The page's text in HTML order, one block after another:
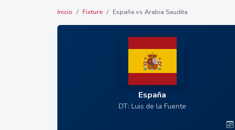
Inicio Fixture España vs Arabia Saudita
España
DT: Luis de la Fuente